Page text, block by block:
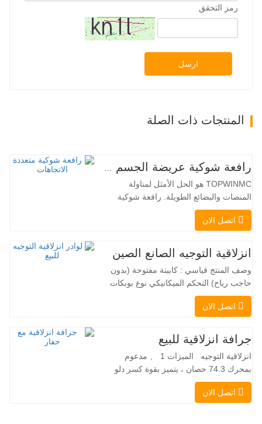
رمز التحقق
ارسل
المنتجات ذات الصلة
TOPWINMC هو الحل الأمثل لمناولة
المنصات والبضائع الطويلة. رافعة شوكية
ثنائية الاستخدام، تجمع بين مزايا الرافعة
الشوكية والرافعة الجانبية. محركها الكهربائي
بزاوية 360 درجة، يُمكّنان من تغيير الاتجاه
بسلاسة دون انقطاع في تدفق الحمولة، مما
يجعل TOPWINMC…
اتصل الان
انزلاقية التوجيه الصانع الصين
وصف المنتج قياسي : كابينة مفتوحة (بدون
حاجب رياح) التحكم الميكانيكي نوع بوبكات
عقبة ومقرنة سريعة ||| مضخة هيدروليكية
Danfoss الأمريكية محرك إيتون الأمريكي
التلقائي الفرامل الهيدروليكية دلو قياسي
اللودر الانزلاقي هو نوع من الآلات المناسبة
لموقع العمل الضيق…
اتصل الان
جرافة انزلاقية للبيع
انزلاقية التوجيه الميزات 1 、 مدعوم
بمحرك 74.3 حصان ، يتميز بقوة كسر دلو
عند 3350 كجم ، والأداء العالي والإنتاجية إلىاتصل الان